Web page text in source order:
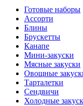
Готовые наборы
Ассорти
Блины
Брускетты
Канапе
Мини-закуски
Мясные закуски
Овощные
Тарталетки
Сендвичи
Холодные